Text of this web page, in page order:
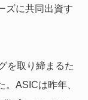
ズに共同出資す
を取り締まるた
ASICは昨年、